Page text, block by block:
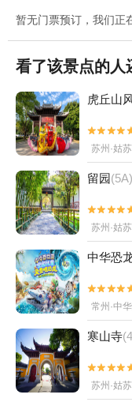
暂无门票预订，我们正
看了该景点的人
虎丘山
苏州·姑
留园(5A)
苏州·姑
中华恐
常州·中
寒山寺
苏州·姑